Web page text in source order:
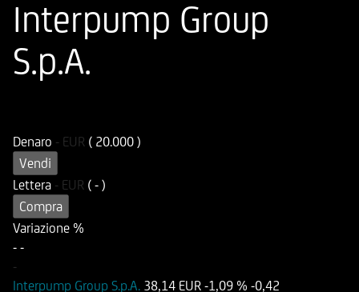
Interpump Group
S.p.A.
Denaro - EUR ( 20.000 )
Vendi
Lettera - EUR ( - )
Compra
Variazione %
- -
-
Interpump Group S.p.A. 38,14 EUR -1,09 % -0,42